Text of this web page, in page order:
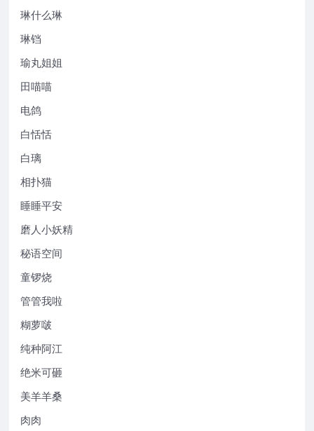
琳什么琳
琳铛
瑜丸姐姐
田喵喵
电鸽
白恬恬
白璃
相扑猫
睡睡平安
磨人小妖精
秘语空间
童锣烧
管管我啦
糊萝啵
纯种阿江
绝米可砸
美羊羊桑
肉肉